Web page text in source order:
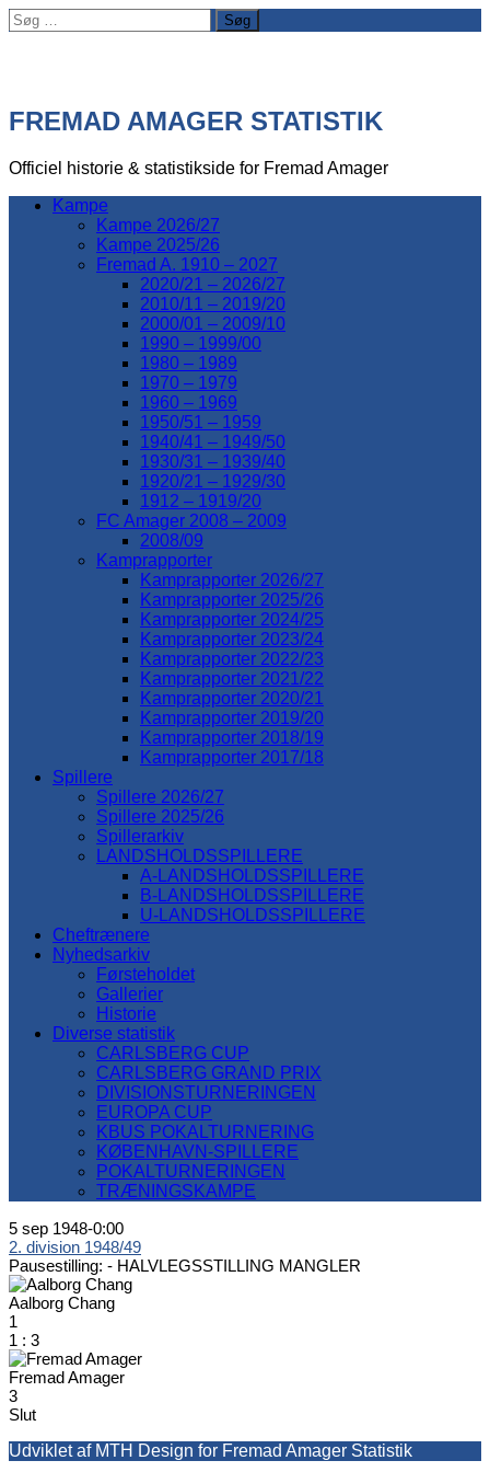
Søg
efter:
FREMAD AMAGER STATISTIK
Officiel historie & statistikside for Fremad Amager
Kampe
Kampe 2026/27
Kampe 2025/26
Fremad A. 1910 – 2027
2020/21 – 2026/27
2010/11 – 2019/20
2000/01 – 2009/10
1990 – 1999/00
1980 – 1989
1970 – 1979
1960 – 1969
1950/51 – 1959
1940/41 – 1949/50
1930/31 – 1939/40
1920/21 – 1929/30
1912 – 1919/20
FC Amager 2008 – 2009
2008/09
Kamprapporter
Kamprapporter 2026/27
Kamprapporter 2025/26
Kamprapporter 2024/25
Kamprapporter 2023/24
Kamprapporter 2022/23
Kamprapporter 2021/22
Kamprapporter 2020/21
Kamprapporter 2019/20
Kamprapporter 2018/19
Kamprapporter 2017/18
Spillere
Spillere 2026/27
Spillere 2025/26
Spillerarkiv
LANDSHOLDSSPILLERE
A-LANDSHOLDSSPILLERE
B-LANDSHOLDSSPILLERE
U-LANDSHOLDSSPILLERE
Cheftrænere
Nyhedsarkiv
Førsteholdet
Gallerier
Historie
Diverse statistik
CARLSBERG CUP
CARLSBERG GRAND PRIX
DIVISIONSTURNERINGEN
EUROPA CUP
KBUS POKALTURNERING
KØBENHAVN-SPILLERE
POKALTURNERINGEN
TRÆNINGSKAMPE
5 sep 1948-0:00
2. division 1948/49
Pausestilling: - HALVLEGSSTILLING MANGLER
Aalborg Chang
1
1 : 3
Fremad Amager
3
Slut
Udviklet af MTH Design for Fremad Amager Statistik